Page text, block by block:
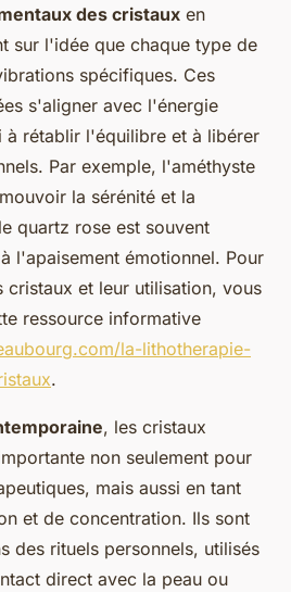
des cristaux en
sur l'idée que chaque type de
spécifiques. Ces
s'aligner avec l'énergie
à rétablir l'équilibre et à libérer
Par exemple, l'améthyste
la sérénité et la
quartz rose est souvent
l'apaisement émotionnel. Pour
cristaux et leur utilisation, vous
ressource informative
la-lithotherapie-
.
, les cristaux
non seulement pour
mais aussi en tant
et de concentration. Ils sont
des rituels personnels, utilisés
direct avec la peau ou